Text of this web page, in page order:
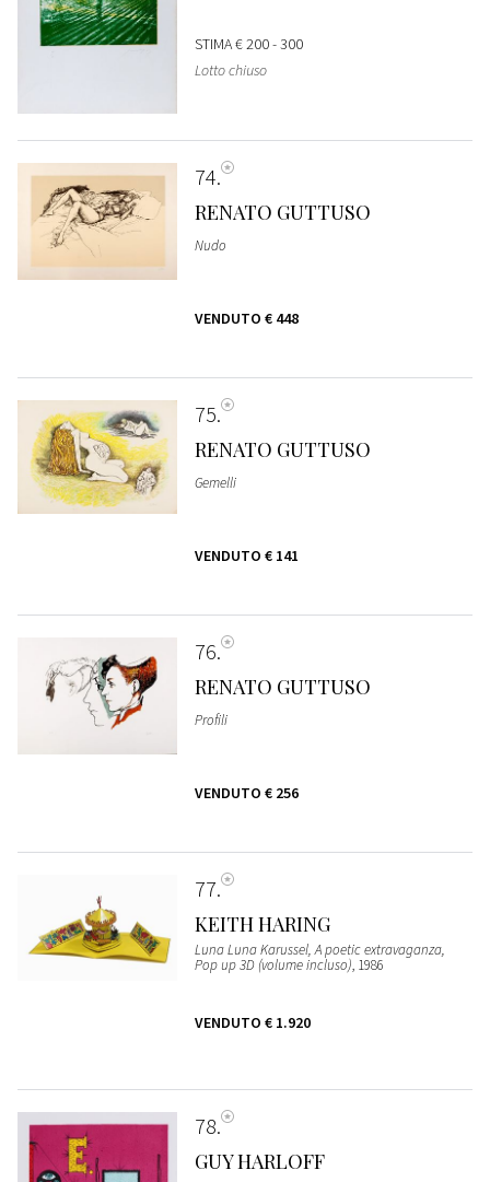
STIMA€ 200 - 300
Lotto chiuso
74
RENATO GUTTUSO
Nudo
VENDUTO € 448
75
RENATO GUTTUSO
Gemelli
VENDUTO € 141
76
RENATO GUTTUSO
Profili
VENDUTO € 256
77
KEITH HARING
Luna Luna Karussel, A poetic extravaganza,
Pop up 3D (volume incluso), 1986
VENDUTO € 1.920
78
GUY HARLOFF